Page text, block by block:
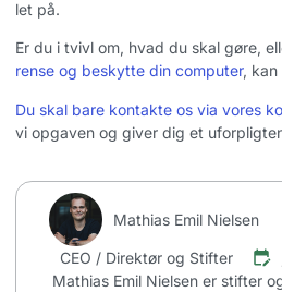
let på.
Er du i tvivl om, hvad du skal gøre,
rense og beskytte din computer,
Du skal bare kontakte os via vores
vi opgaven og giver dig et
Mathias Emil Nielsen
CEO / Direktør og Stifter
Mathias Emil Nielsen er stifter